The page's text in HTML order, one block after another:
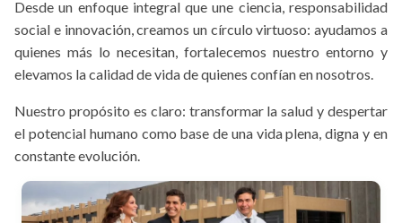
Desde un enfoque integral que une ciencia, responsabilidad
social e innovación, creamos un círculo virtuoso: ayudamos a
quienes más lo necesitan, fortalecemos nuestro entorno y
elevamos la calidad de vida de quienes confían en nosotros.
Nuestro propósito es claro: transformar la salud y despertar
el potencial humano como base de una vida plena, digna y en
constante evolución.